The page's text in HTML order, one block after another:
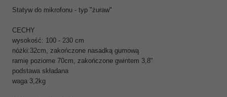
Statyw do mikrofonu - typ "żuraw"
CECHY
wysokość: 100 - 230 cm
nóżki:32cm, zakończone nasadką gumową
ramię poziome 70cm, zakończone gwintem 3,8"
podstawa składana
waga 3,2kg